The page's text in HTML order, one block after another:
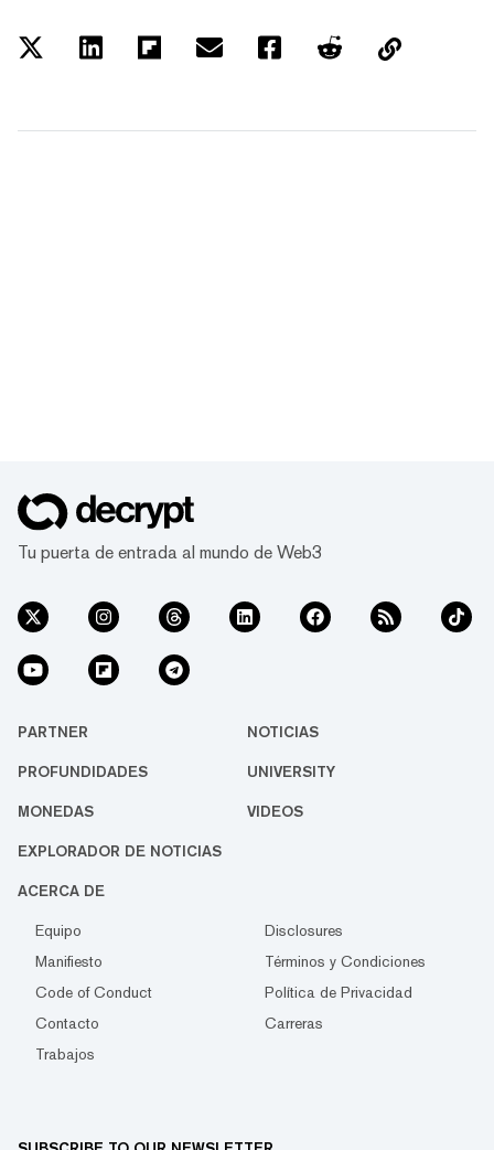
Tu puerta de entrada al mundo de Web3
PARTNER NOTICIAS
PROFUNDIDADES UNIVERSITY
MONEDAS VIDEOS
EXPLORADOR DE NOTICIAS
ACERCA DE
Equipo
Disclosures
Manifiesto
Términos y Condiciones
Code of Conduct
Política de Privacidad
Contacto
Carreras
Trabajos